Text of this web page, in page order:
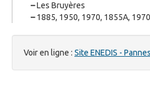
–Les Bruyères
–1885, 1950, 1970, 1855A,
Voir en ligne : Site ENEDIS -